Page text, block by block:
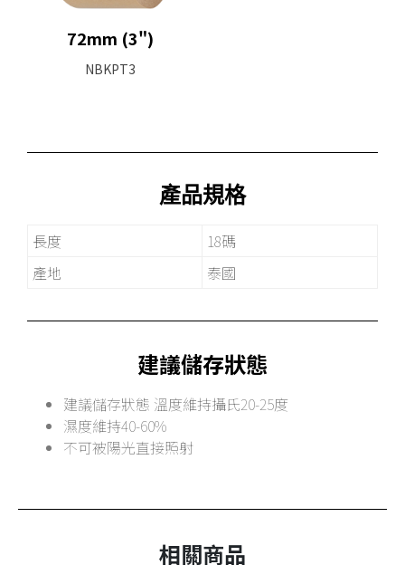
72mm (3")
NBKPT3
產品規格
長度
18碼
產地
泰國
建議儲存狀態
建議儲存狀態 溫度維持攝氏20-25度
濕度維持40-60%
不可被陽光直接照射
相關商品